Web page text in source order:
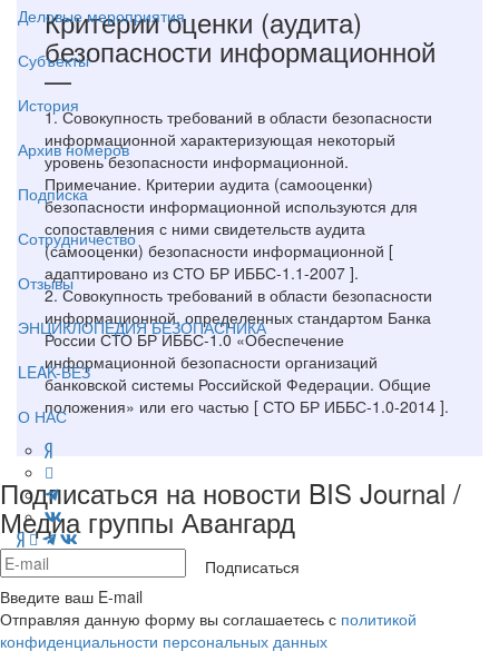
Деловые мероприятия
Субъекты
История
Архив номеров
Подписка
Сотрудничество
Отзывы
ЭНЦИКЛОПЕДИЯ БЕЗОПАСНИКА
LEAK-БЕЗ
О НАС
Критерии оценки (аудита)
безопасности информационной
—
1. Совокупность требований в области безопасности
информационной характеризующая некоторый
уровень безопасности информационной.
Примечание. Критерии аудита (самооценки)
безопасности информационной используются для
сопоставления с ними свидетельств аудита
(самооценки) безопасности информационной [
адаптировано из СТО БР ИББС-1.1-2007 ].
2. Совокупность требований в области безопасности
информационной, определенных стандартом Банка
России СТО БР ИББС-1.0 «Обеспечение
информационной безопасности организаций
банковской системы Российской Федерации. Общие
положения» или его частью [ СТО БР ИББС-1.0-2014 ].
Подписаться на новости BIS Journal /
Медиа группы Авангард
Подписаться
Введите ваш E-mail
Отправляя данную форму вы соглашаетесь с политикой
конфиденциальности персональных данных